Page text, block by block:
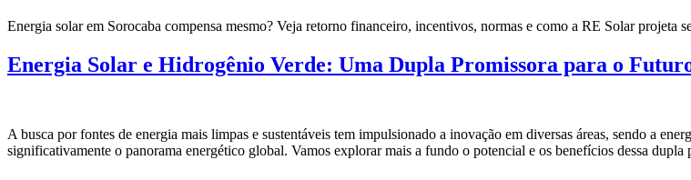
Energia solar em Sorocaba compensa mesmo? Veja retorno financeiro, incentivos, normas e como a RE Solar projeta
Energia Solar e Hidrogênio Verde: Uma Dupla Promissora para o
A busca por fontes de energia mais limpas e sustentáveis tem impulsionado a inovação em diversas áreas, sendo a
significativamente o panorama energético global. Vamos explorar mais a fundo o potencial e os benefícios dessa